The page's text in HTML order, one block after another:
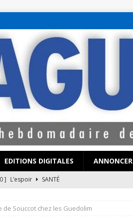
sohbet hattı numaraları
EDITIONS DIGITALES ANNONCER
] L’espoir
SANTÉ
de Souccot chez les Guedolim